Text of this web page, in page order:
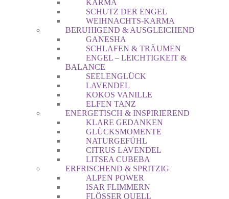
KARMA
SCHUTZ DER ENGEL
WEIHNACHTS-KARMA
BERUHIGEND & AUSGLEICHEND
GANESHA
SCHLAFEN & TRÄUMEN
ENGEL – LEICHTIGKEIT &
BALANCE
SEELENGLÜCK
LAVENDEL
KOKOS VANILLE
ELFEN TANZ
ENERGETISCH & INSPIRIEREND
KLARE GEDANKEN
GLÜCKSMOMENTE
NATURGEFÜHL
CITRUS LAVENDEL
LITSEA CUBEBA
ERFRISCHEND & SPRITZIG
ALPEN POWER
ISAR FLIMMERN
FLÖSSER QUELL